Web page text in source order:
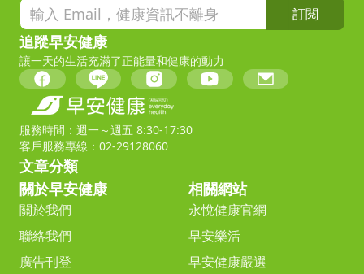
訂閱
追蹤早安健康
讓一天的生活充滿了正能量和健康的動力
服務時間：週一～週五 8:30-17:30
客戶服務專線：02-29128060
文章分類
關於早安健康
關於我們
聯絡我們
廣告刊登
相關網站
永悅健康官網
早安樂活
早安健康嚴選